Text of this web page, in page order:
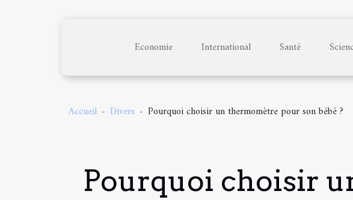
Economie International Santé
Accueil Divers Pourquoi choisir un thermomètre pour son bébé ?
Pourquoi choisir